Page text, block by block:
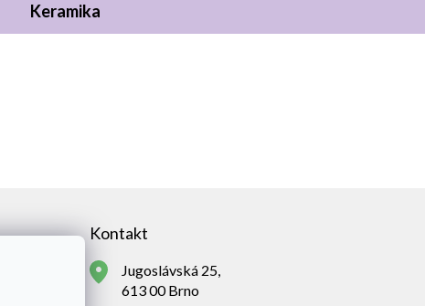
Keramika
Kontakt
Jugoslávská 25,
613 00 Brno